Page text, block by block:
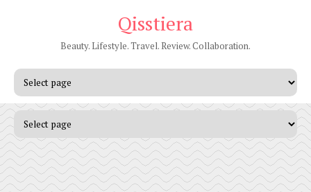
Qisstiera
Beauty. Lifestyle. Travel. Review. Collaboration.